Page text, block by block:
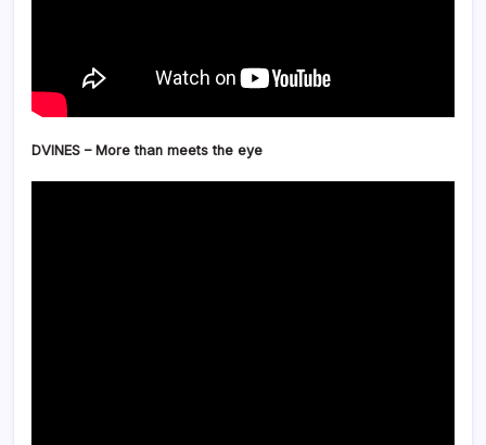
DVINES – More than meets the eye